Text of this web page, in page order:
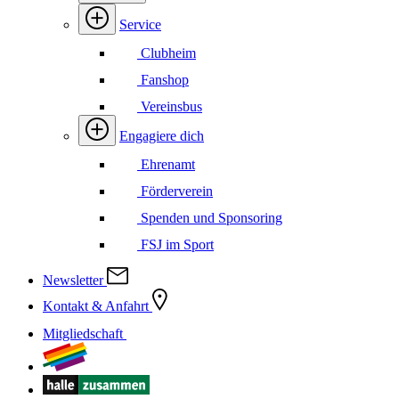
Service
Clubheim
Fanshop
Vereinsbus
Engagiere dich
Ehrenamt
Förderverein
Spenden und Sponsoring
FSJ im Sport
Newsletter
Kontakt & Anfahrt
Mitgliedschaft